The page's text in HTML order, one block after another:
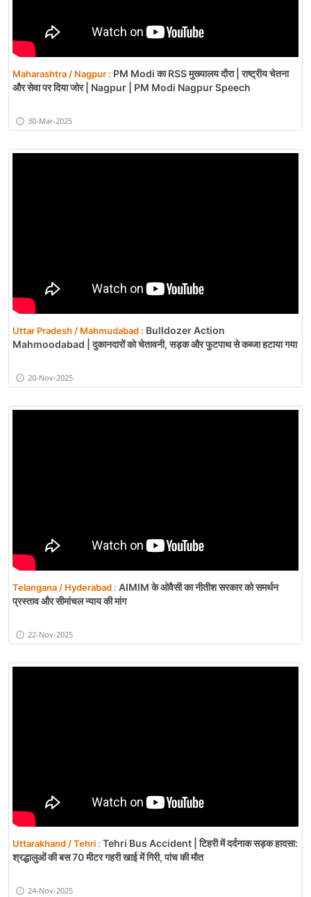
Maharashtra / Nagpur : PM Modi का RSS मुख्यालय दौरा | राष्ट्रीय चेतना
और सेवा पर दिया जोर | Nagpur | PM Modi Nagpur Speech
30-Mar-2025
Uttar Pradesh / Mahmudabad : Bulldozer Action
Mahmoodabad | दुकानदारों को चेतावनी, सड़क और फुटपाथ से कब्जा हटाया गया
20-Nov-2025
Telangana / Hyderabad : AIMIM के ओवैसी का नीतीश सरकार को समर्थन
प्रस्ताव और सीमांचल न्याय की मांग
22-Nov-2025
Uttarakhand / Tehri : Tehri Bus Accident | टिहरी में दर्दनाक सड़क हादसा:
श्रद्धालुओं की बस 70 मीटर गहरी खाई में गिरी, पांच की मौत
24-Nov-2025